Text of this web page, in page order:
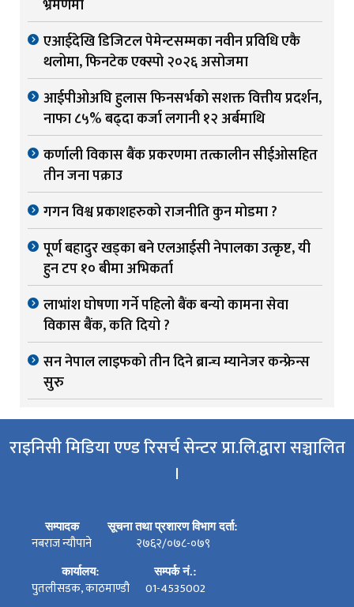
भ्रमणमा
एआईदेखि डिजिटल पेमेन्टसम्मका नवीन प्रविधि एकै
थलोमा, फिनटेक एक्स्पो २०२६ असोजमा
आईपीओअघि हुलास फिनसर्भको सशक्त वित्तीय प्रदर्शन,
नाफा ८५% बढ्दा कर्जा लगानी १२ अर्बमाथि
कर्णाली विकास बैंक प्रकरणमा तत्कालीन सीईओसहित
तीन जना पक्राउ
गगन विश्व प्रकाशहरुको राजनीति कुन मोडमा ?
पूर्ण बहादुर खड्का बने एलआईसी नेपालका उत्कृष्ट, यी
हुन टप १० बीमा अभिकर्ता
लाभांश घोषणा गर्ने पहिलो बैंक बन्यो कामना सेवा
विकास बैंक, कति दियो ?
सन नेपाल लाइफको तीन दिने ब्रान्च म्यानेजर कन्फ्रेन्स
सुरु
राइनिसी मिडिया एण्ड रिसर्च सेन्टर प्रा.लि.द्वारा सञ्चालित
।
सम्पादक
नबराज न्यौपाने
सूचना तथा प्रशारण विभाग दर्ता:
२७६२/०७८-०७९
कार्यालय:
पुतलीसडक, काठमाण्डौ
सम्पर्क नं.:
01-4535002